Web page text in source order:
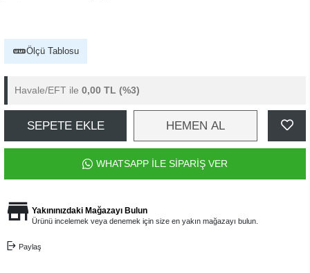
Ölçü Tablosu
Havale/EFT ile 0,00 TL (%3)
SEPETE EKLE HEMEN AL
WHATSAPP İLE SİPARİŞ VER
Yakınınızdaki Mağazayı Bulun
Ürünü incelemek veya denemek için size en yakın mağazayı bulun.
Paylaş